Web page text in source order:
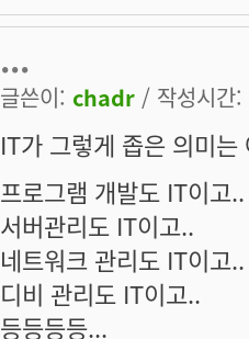
...
글쓴이: chadr / 작성시간
IT가 그렇게 좁은 의미
프로그램 개발도 IT이고..
서버관리도 IT이고..
네트워크 관리도 IT이고..
디비 관리도 IT이고..
등등등등...